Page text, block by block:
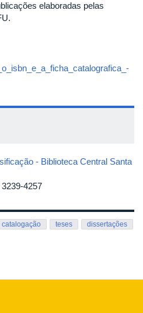
elaboradas pelas
da UFU.
- Biblioteca Central Santa
4257
catalogação teses dissertações